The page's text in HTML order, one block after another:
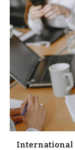
International